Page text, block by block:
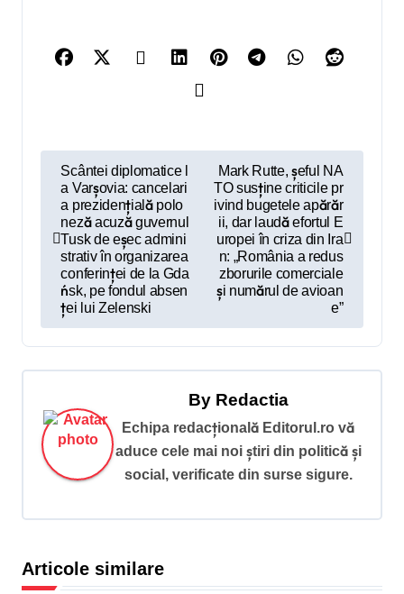
r
e
n
a
t
c
Scântei diplomatice l
a Varșovia: cancelari
a prezidențială polo
neză acuză guvernul
Tusk de eșec admini
strativ în organizarea
conferinței de la Gda
ńsk, pe fondul absen
ței lui Zelenski
Mark Rutte, șeful NA
TO susține criticile pr
ivind bugetele apărăr
ii, dar laudă efortul E
uropei în criza din Ira
n: „România a redus
zborurile comerciale
și numărul de avioan
e”
By Redactia
Echipa redacțională Editorul.ro vă
aduce cele mai noi știri din politică și
social, verificate din surse sigure.
Articole similare